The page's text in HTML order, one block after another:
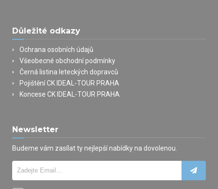
Důležité odkazy
Ochrana osobních údajů
Všeobecné obchodní podmínky
Černá listina leteckých dopravců
Pojištění CK IDEAL-TOUR PRAHA
Koncese CK IDEAL-TOUR PRAHA
Newsletter
Budeme vám zasílat ty nejlepší nabídky na dovolenou.